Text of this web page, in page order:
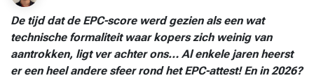
De tijd dat de EPC-scorewerd gezien als een wat
technische formaliteit waar kopers zich weinig van
aantrokken, ligt ver achter ons… Al enkele jaren heerst
er een heel andere sfeer rond het EPC-attest! En in 2026?